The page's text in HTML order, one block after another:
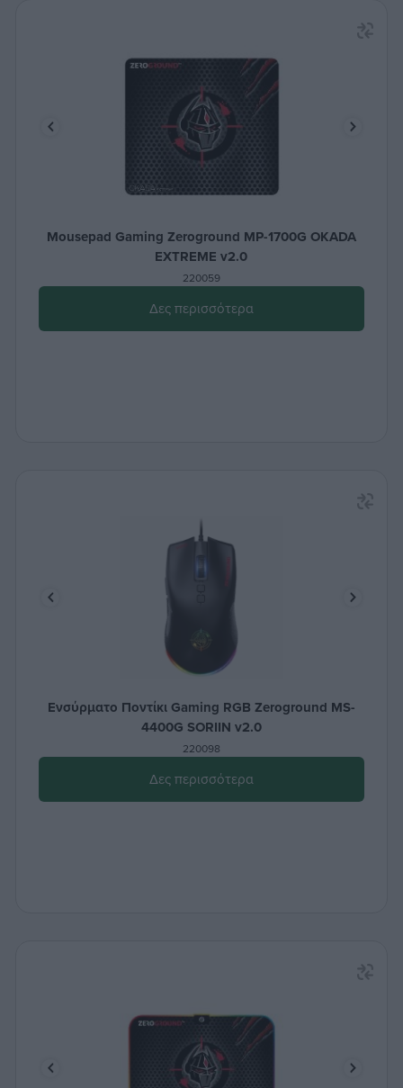
Mousepad Gaming Zeroground MP-1700G OKADA
EXTREME v2.0
220059
Δες περισσότερα
Ενσύρματο Ποντίκι Gaming RGB Zeroground MS-
4400G SORIIN v2.0
220098
Δες περισσότερα